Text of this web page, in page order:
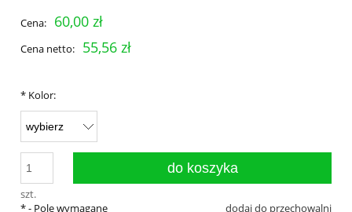
Cena: 60,00 zł
Cena netto: 55,56 zł
* Kolor:
szt.
do koszyka
dodaj do przechowalni
*- Pole wymagane